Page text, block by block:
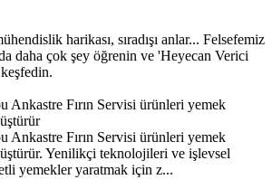
harikası, sıradışı anlar... Felsefemiz
daha çok şey öğrenin ve 'Heyecan Verici
keşfedin.
Ankastre Fırın Servisi ürünleri yemek
Ankastre Fırın Servisi ürünleri yemek
Yenilikçi teknolojileri ve işlevsel
yemekler yaratmak için z...